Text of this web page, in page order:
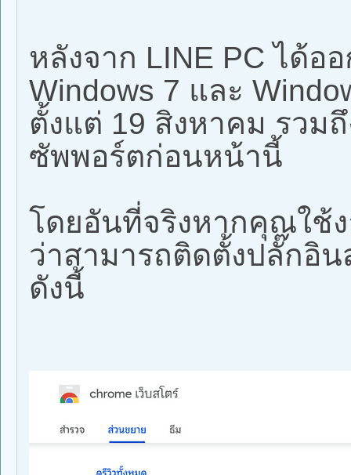
หลังจาก LINE PC ได้อ
Windows 7 และ
ตั้งแต่ 19 สิงหาคม รวม
ซัพพอร์ตก่อนหน้านี้
โดยอันที่จริงหากคุณใช้
ว่าสามารถติดตั้งปลั๊กอิ
ดังนี้